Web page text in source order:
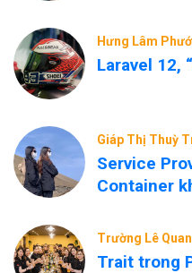
Hưng Lâm
Laravel 12,
Giáp Thị Thuỳ
Service
Container
Trường Lê
Trait trong